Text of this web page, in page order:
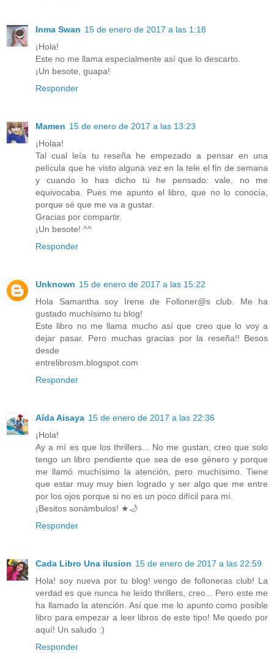
Inma Swan 15 de enero de 2017 a las 1:18
¡Hola!
Este no me llama especialmente así que lo descarto.
¡Un besote, guapa!
Responder
Mamen 15 de enero de 2017 a las 13:23
¡Holaa!
Tal cual leía tu reseña he empezado a pensar en una
película que he visto alguna vez en la tele el fin de semana
y cuando lo has dicho tú he pensado: vale, no me
equivocaba. Pues me apunto el libro, que no lo conocía,
porque sé que me va a gustar.
Gracias por compartir.
¡Un besote! ^^
Responder
Unknown 15 de enero de 2017 a las 15:22
Hola Samantha soy Irene de Folloner@s club. Me ha
gustado muchísimo tu blog!
Este libro no me llama mucho así que creo que lo voy a
dejar pasar. Pero muchas gracias por la reseña!! Besos
desde
entrelibrosm.blogspot.com
Responder
Aída Aisaya 15 de enero de 2017 a las 22:36
¡Hola!
Ay a mí es que los thrillers... No me gustan, creo que solo
tengo un libro pendiente que sea de ese género y porque
me llamó muchísimo la atención, pero muchísimo. Tiene
que estar muy muy bien logrado y ser algo que me entre
por los ojos porque si no es un poco difícil para mí.
¡Besitos sonámbulos! ★🌙
Responder
Cada Libro Una ilusion 15 de enero de 2017 a las 22:59
Hola! soy nueva por tu blog! vengo de folloneras club! La
verdad es que nunca he leído thrillers, creo... Pero este me
ha llamado la atención. Así que me lo apunto como posible
libro para empezar a leer libros de este tipo! Me quedo por
aquí! Un saludo :)
Responder